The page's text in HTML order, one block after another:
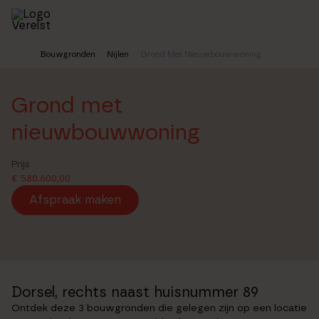
to
main
HomeBouwgronden Nijlen Grond Met Nieuwbouwwoning
Grond met
nieuwbouwwoning
Prijs
€ 580.600,00
Afspraak maken
Dorsel, rechts naast huisnummer 89
Ontdek deze 3 bouwgronden die gelegen zijn op een locatie